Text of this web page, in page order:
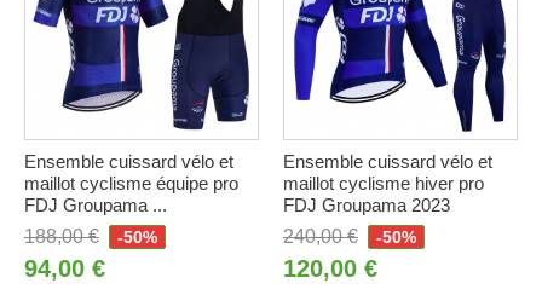
Ensemble cuissard vélo et
maillot cyclisme équipe pro
FDJ Groupama ...
188,00 €
-50%
94,00 €
Ensemble cuissard vélo et
maillot cyclisme hiver pro
FDJ Groupama 2023
240,00 €
-50%
120,00 €